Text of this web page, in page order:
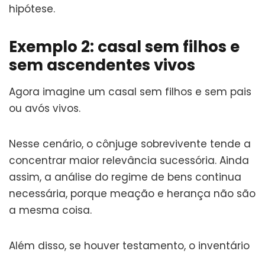
hipótese.
Exemplo 2: casal sem filhos e
sem ascendentes vivos
Agora imagine um casal sem filhos e sem pais
ou avós vivos.
Nesse cenário, o cônjuge sobrevivente tende a
concentrar maior relevância sucessória. Ainda
assim, a análise do regime de bens continua
necessária, porque meação e herança não são
a mesma coisa.
Além disso, se houver testamento, o inventário